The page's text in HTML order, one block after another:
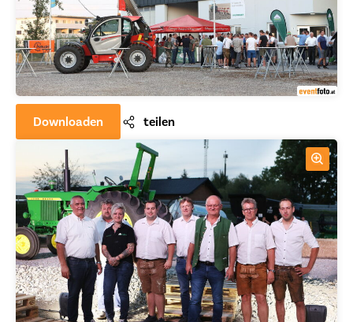
Downloaden teilen